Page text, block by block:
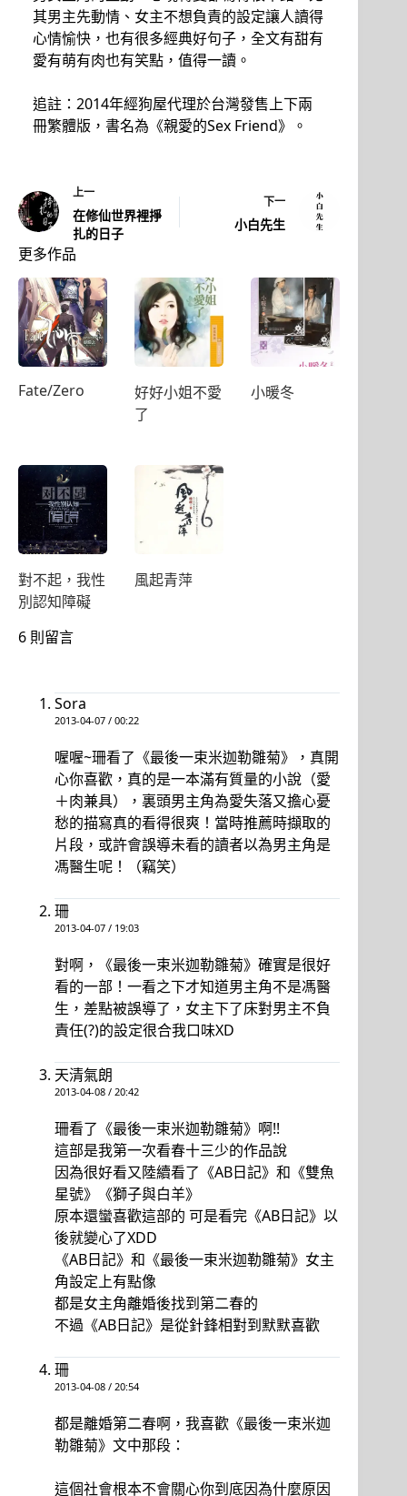
其男主先動情、女主不想負責的設定讓人讀得
心情愉快，也有很多經典好句子，全文有甜有
愛有萌有肉也有笑點，值得一讀。
追註：2014年經狗屋代理於台灣發售上下兩
冊繁體版，書名為《親愛的Sex Friend》。
上一
在修仙世界裡掙
扎的日子
下一
小白先生
更多作品
Fate/Zero
好好小姐不愛
了
小暖冬
對不起，我性
別認知障礙
風起青萍
6 則留言
Sora
2013-04-07 / 00:22
喔喔~珊看了《最後一束米迦勒雛菊》，真開
心你喜歡，真的是一本滿有質量的小說（愛
＋肉兼具），裏頭男主角為愛失落又擔心憂
愁的描寫真的看得很爽！當時推薦時擷取的
片段，或許會誤導未看的讀者以為男主角是
馮醫生呢！（竊笑）
珊
2013-04-07 / 19:03
對啊，《最後一束米迦勒雛菊》確實是很好
看的一部！一看之下才知道男主角不是馮醫
生，差點被誤導了，女主下了床對男主不負
責任(?)的設定很合我口味XD
天清氣朗
2013-04-08 / 20:42
珊看了《最後一束米迦勒雛菊》啊!!
這部是我第一次看春十三少的作品說
因為很好看又陸續看了《AB日記》和《雙魚
星號》《獅子與白羊》
原本還蠻喜歡這部的 可是看完《AB日記》以
後就變心了XDD
《AB日記》和《最後一束米迦勒雛菊》女主
角設定上有點像
都是女主角離婚後找到第二春的
不過《AB日記》是從針鋒相對到默默喜歡
珊
2013-04-08 / 20:54
都是離婚第二春啊，我喜歡《最後一束米迦
勒雛菊》文中那段：
這個社會根本不會關心你到底因為什麼原因